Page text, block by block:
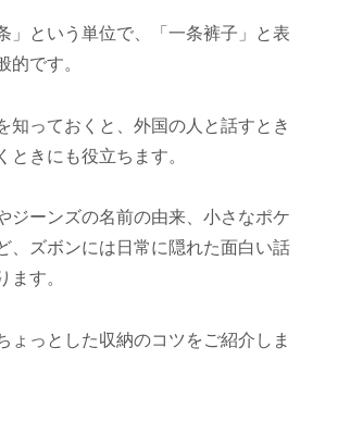
」という単位で、「一条裤子」と表
的です。
知っておくと、外国の人と話すとき
ときにも役立ちます。
ジーンズの名前の由来、小さなポケ
、ズボンには日常に隠れた面白い話
ます。
ょっとした収納のコツをご紹介しま